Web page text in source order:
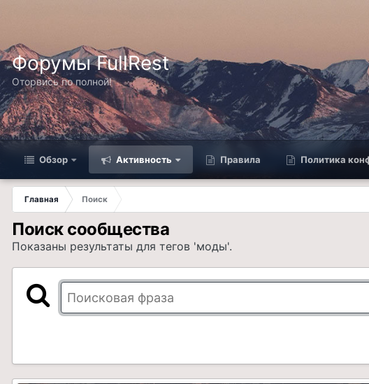
Форумы FullRest
Оторвись по полной!
Обзор Активность Правила Политика
Главная
Поиск
Поиск сообщества
Показаны результаты для тегов 'моды'.